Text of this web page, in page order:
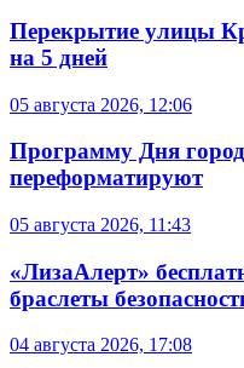
Перекрытие улицы
на 5 дней
05 августа 2026, 12:06
Программу Дня
переформатируют
05 августа 2026, 11:43
«ЛизаАлерт»
браслеты
04 августа 2026, 17:08